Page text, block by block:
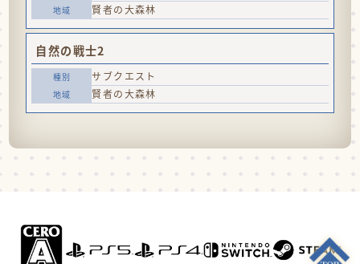
賢者の大森林
自然の戦士2
サブクエスト
賢者の大森林